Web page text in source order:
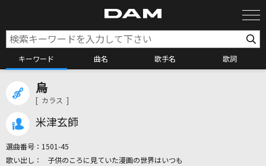
キーワード 曲名 歌手名 歌詞
烏
[ カラス ]
米津玄師
選曲番号： 1501-45
子供のころに見ていた漫画の世界はいつも